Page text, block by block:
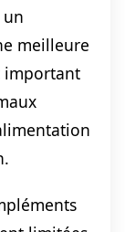
meilleure
important